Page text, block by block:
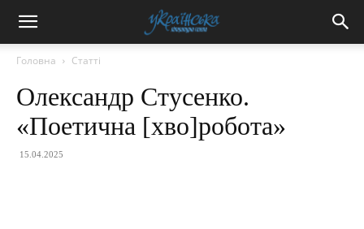
Головна Статті
Олександр Стусенко.
«Поетична [хво]робота»
15.04.2025